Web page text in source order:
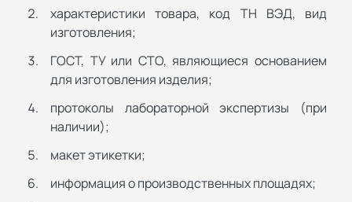
характеристики товара, код ТН ВЭД, вид
изготовления;
ГОСТ, ТУ или СТО, являющиеся основанием
для изготовления изделия;
протоколы лабораторной экспертизы (при
наличии);
макет этикетки;
информация о производственных площадях;